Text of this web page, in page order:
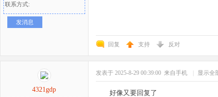
联系方式:
发消息
回复 支持 反对
4321gdp
发表于 2025-8-29 00:39:00 来自手机 显示全
好像又要回复了